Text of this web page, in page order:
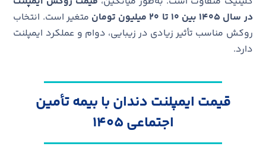
در سال ۱۴۰۵
بین ۱۰ تا ۲۰ میلیون تومان
متغیر است. انتخاب
روکش مناسب تأثیر زیادی در زیبایی، دوام و عملکرد ایمپلنت
دارد.
قیمت ایمپلنت دندان با بیمه تأمین
اجتماعی ۱۴۰۵